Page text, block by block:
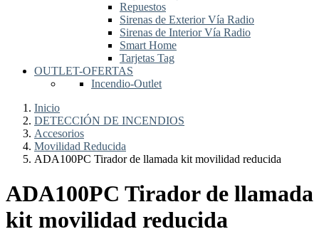
Repuestos
Sirenas de Exterior Vía Radio
Sirenas de Interior Vía Radio
Smart Home
Tarjetas Tag
OUTLET-OFERTAS
Incendio-Outlet
Inicio
DETECCIÓN DE INCENDIOS
Accesorios
Movilidad Reducida
ADA100PC Tirador de llamada kit movilidad reducida
ADA100PC Tirador de llamada
kit movilidad reducida